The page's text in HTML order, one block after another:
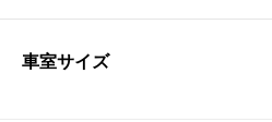
車室サイズ